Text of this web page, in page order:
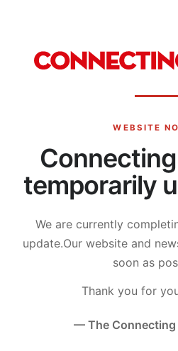
WEBSITE
temporarily
We are currently
update.Our website and
soon as
Thank you for
— The Connecting